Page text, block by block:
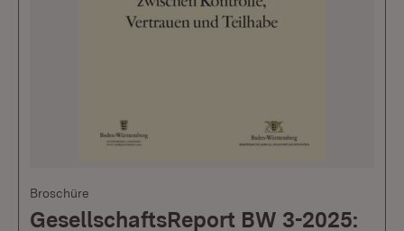
Broschüre
GesellschaftsReport BW 3-2025: